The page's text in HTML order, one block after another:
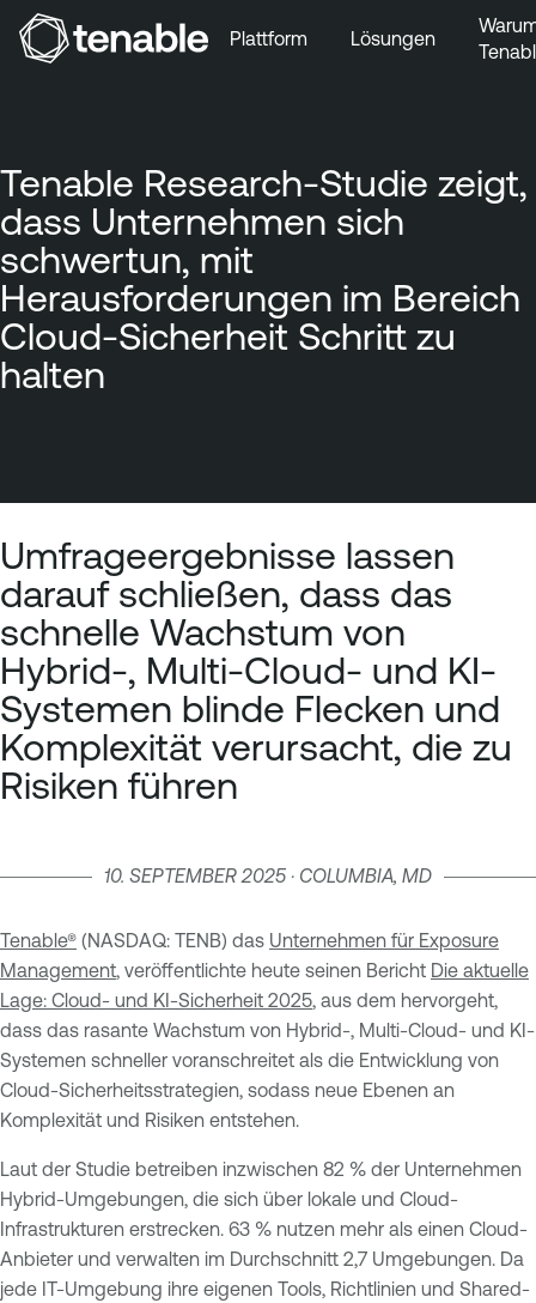
Plattform Lösungen
Tenable Research-Studie zeigt,
dass Unternehmen sich
schwertun, mit
Herausforderungen im Bereich
Cloud-Sicherheit Schritt zu
halten
Umfrageergebnisse lassen
darauf schließen, dass das
schnelle Wachstum von
Hybrid-, Multi-Cloud- und KI-
Systemen blinde Flecken und
Komplexität verursacht, die zu
Risiken führen
10. SEPTEMBER 2025 · COLUMBIA, MD
Tenable® (NASDAQ: TENB) das Unternehmen für Exposure
Management , veröffentlichte heute seinen Bericht Die aktuelle
Lage: Cloud- und KI-Sicherheit 2025 , aus dem hervorgeht,
dass das rasante Wachstum von Hybrid-, Multi-Cloud- und KI-
Systemen schneller voranschreitet als die Entwicklung von
Cloud-Sicherheitsstrategien, sodass neue Ebenen an
Komplexität und Risiken entstehen.
Laut der Studie betreiben inzwischen 82 % der Unternehmen
Hybrid-Umgebungen, die sich über lokale und Cloud-
Infrastrukturen erstrecken. 63 % nutzen mehr als einen Cloud-
Anbieter und verwalten im Durchschnitt 2,7 Umgebungen. Da
jede IT-Umgebung ihre eigenen Tools, Richtlinien und Shared-